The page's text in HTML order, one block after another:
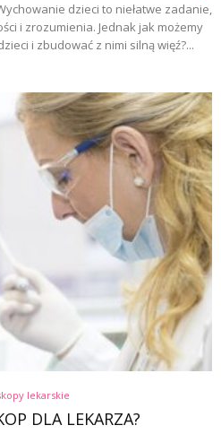
dzieci to niełatwe zadanie,
i zrozumienia. Jednak jak możemy
i zbudować z nimi silną więź?...
lekarskie
DLA LEKARZA?